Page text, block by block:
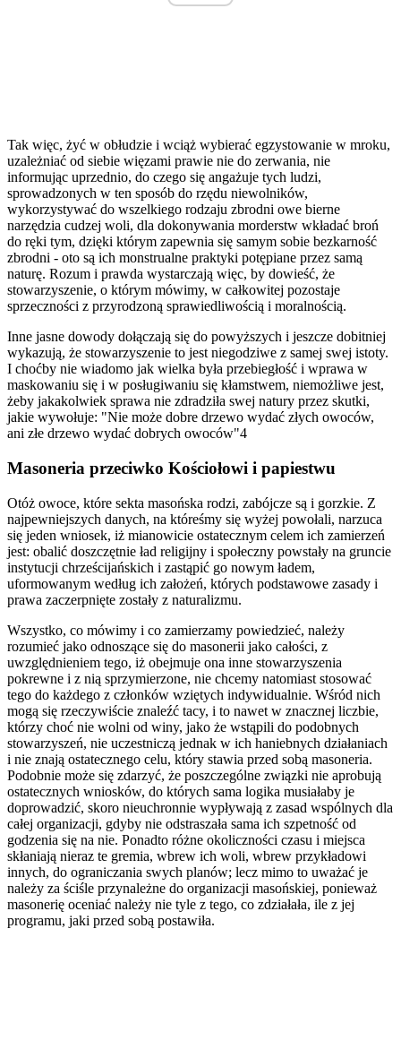
Tak więc, żyć w obłudzie i wciąż wybierać egzystowanie w mroku,
uzależniać od siebie więzami prawie nie do zerwania, nie
informując uprzednio, do czego się angażuje tych ludzi,
sprowadzonych w ten sposób do rzędu niewolników,
wykorzystywać do wszelkiego rodzaju zbrodni owe bierne
narzędzia cudzej woli, dla dokonywania morderstw wkładać broń
do ręki tym, dzięki którym zapewnia się samym sobie bezkarność
zbrodni - oto są ich monstrualne praktyki potępiane przez samą
naturę. Rozum i prawda wystarczają więc, by dowieść, że
stowarzyszenie, o którym mówimy, w całkowitej pozostaje
sprzeczności z przyrodzoną sprawiedliwością i moralnością.
Inne jasne dowody dołączają się do powyższych i jeszcze dobitniej
wykazują, że stowarzyszenie to jest niegodziwe z samej swej istoty.
I choćby nie wiadomo jak wielka była przebiegłość i wprawa w
maskowaniu się i w posługiwaniu się kłamstwem, niemożliwe jest,
żeby jakakolwiek sprawa nie zdradziła swej natury przez skutki,
jakie wywołuje: "Nie może dobre drzewo wydać złych owoców,
ani złe drzewo wydać dobrych owoców"4
Masoneria przeciwko Kościołowi i papiestwu
Otóż owoce, które sekta masońska rodzi, zabójcze są i gorzkie. Z
najpewniejszych danych, na któreśmy się wyżej powołali, narzuca
się jeden wniosek, iż mianowicie ostatecznym celem ich zamierzeń
jest: obalić doszczętnie ład religijny i społeczny powstały na gruncie
instytucji chrześcijańskich i zastąpić go nowym ładem,
uformowanym według ich założeń, których podstawowe zasady i
prawa zaczerpnięte zostały z naturalizmu.
Wszystko, co mówimy i co zamierzamy powiedzieć, należy
rozumieć jako odnoszące się do masonerii jako całości, z
uwzględnieniem tego, iż obejmuje ona inne stowarzyszenia
pokrewne i z nią sprzymierzone, nie chcemy natomiast stosować
tego do każdego z członków wziętych indywidualnie. Wśród nich
mogą się rzeczywiście znaleźć tacy, i to nawet w znacznej liczbie,
którzy choć nie wolni od winy, jako że wstąpili do podobnych
stowarzyszeń, nie uczestniczą jednak w ich haniebnych działaniach
i nie znają ostatecznego celu, który stawia przed sobą masoneria.
Podobnie może się zdarzyć, że poszczególne związki nie aprobują
ostatecznych wniosków, do których sama logika musiałaby je
doprowadzić, skoro nieuchronnie wypływają z zasad wspólnych dla
całej organizacji, gdyby nie odstraszała sama ich szpetność od
godzenia się na nie. Ponadto różne okoliczności czasu i miejsca
skłaniają nieraz te gremia, wbrew ich woli, wbrew przykładowi
innych, do ograniczania swych planów; lecz mimo to uważać je
należy za ściśle przynależne do organizacji masońskiej, ponieważ
masonerię oceniać należy nie tyle z tego, co zdziałała, ile z jej
programu, jaki przed sobą postawiła.